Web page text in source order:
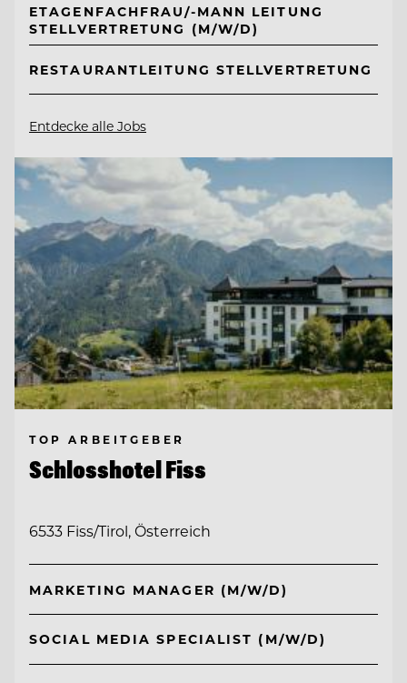
ETAGENFACHFRAU/-MANN LEITUNG
STELLVERTRETUNG (M/W/D)
RESTAURANTLEITUNG STELLVERTRETUNG
Entdecke alle Jobs
TOP ARBEITGEBER
Schlosshotel Fiss
6533 Fiss/Tirol, Österreich
MARKETING MANAGER (M/W/D)
SOCIAL MEDIA SPECIALIST (M/W/D)